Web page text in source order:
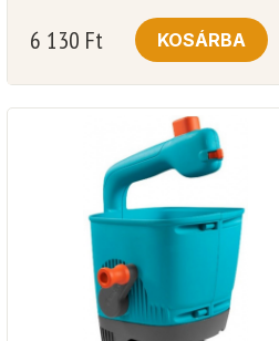
6 130 Ft KOSÁRBA